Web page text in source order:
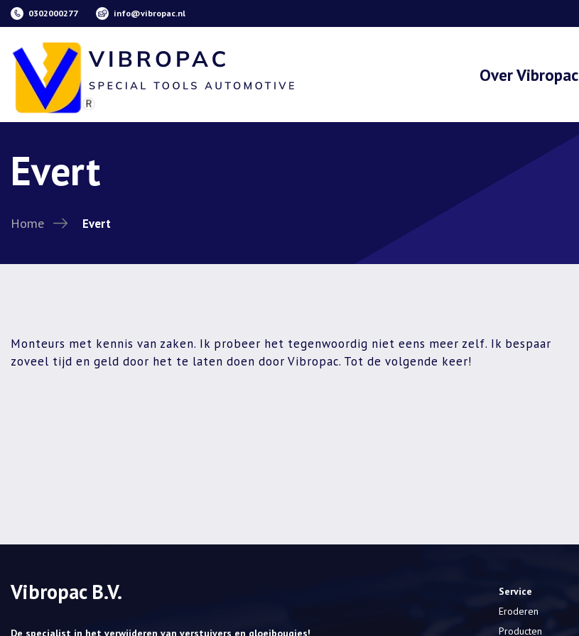
0302000277 info@vibropac.nl
Over Vibropac
Evert
Home Evert
Monteurs met kennis van zaken. Ik probeer het tegenwoordig niet eens meer zelf. Ik bespaar
zoveel tijd en geld door het te laten doen door Vibropac. Tot de volgende keer!
Vibropac B.V.
De specialist in het verwijderen van verstuivers en gloeibougies!
Service
Eroderen
Producten